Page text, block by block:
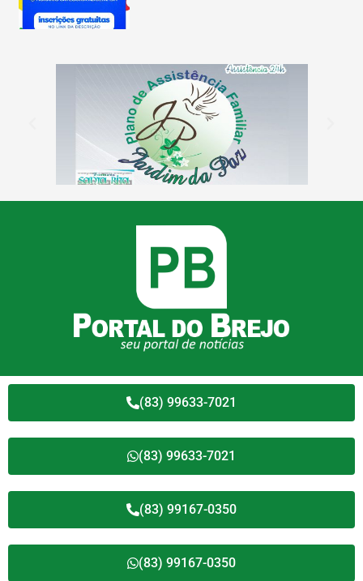
(83) 99633-7021
(83) 99633-7021
(83) 99167-0350
(83) 99167-0350